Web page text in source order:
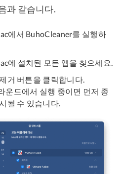
과 같습니다.
에서 BuhoCleaner를 실행하
에 설치된 모든 앱을 찾으세요.
거 버튼을 클릭합니다.
운드에서 실행 중이면 먼저 종
될 수 있습니다.